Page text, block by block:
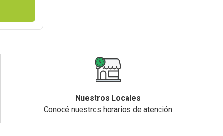
Nuestros Locales
Conocé nuestros horarios de atención